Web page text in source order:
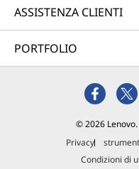
ASSISTENZA CLIENTI
PORTFOLIO
© 2026
Privacy
Condizioni di